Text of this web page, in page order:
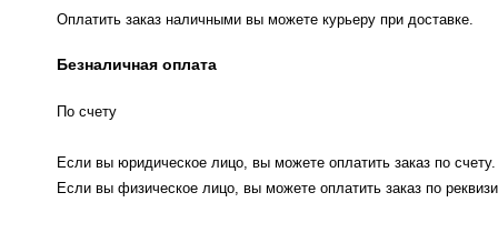
Оплатить заказ наличными вы можете курьеру при доставке.
Безналичная оплата
По счету
Если вы юридическое лицо, вы можете оплатить заказ по счету.
Если вы физическое лицо, вы можете оплатить заказ по